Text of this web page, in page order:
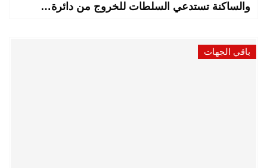
والساكنة تستدعي السلطات للخروج من دائرة…
باقي الجهات